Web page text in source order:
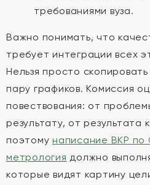
требованиями вуза.
Важно понимать, что
требует интеграции всех
Нельзя просто
пару графиков. Комиссия
повествования: от
результату, от результата
поэтому написание ВКР по
метрология должно
которые видят картину